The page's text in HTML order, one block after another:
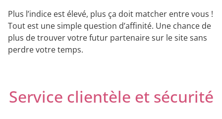
Plus l’indice est élevé, plus ça doit matcher entre vous !
Tout est une simple question d’affinité. Une chance de
plus de trouver votre futur partenaire sur le site sans
perdre votre temps.
Service clientèle et sécurité